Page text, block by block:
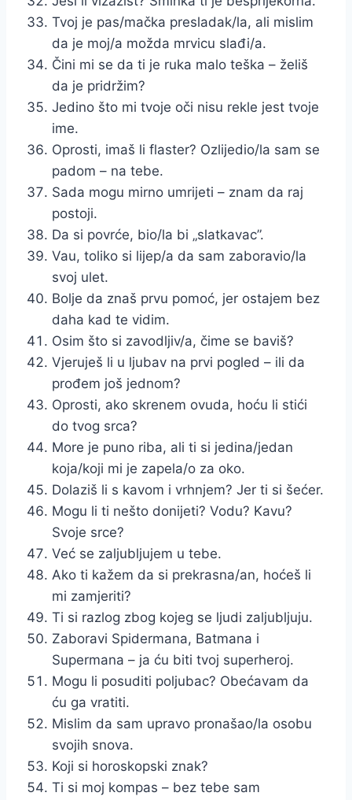
Tvoj je pas/mačka presladak/la, ali mislim
da je moj/a možda mrvicu slađi/a.
Čini mi se da ti je ruka malo teška – želiš
da je pridržim?
Jedino što mi tvoje oči nisu rekle jest tvoje
ime.
Oprosti, imaš li flaster? Ozlijedio/la sam se
padom – na tebe.
Sada mogu mirno umrijeti – znam da raj
postoji.
Da si povrće, bio/la bi „slatkavac”.
Vau, toliko si lijep/a da sam zaboravio/la
svoj ulet.
Bolje da znaš prvu pomoć, jer ostajem bez
daha kad te vidim.
Osim što si zavodljiv/a, čime se baviš?
Vjeruješ li u ljubav na prvi pogled – ili da
prođem još jednom?
Oprosti, ako skrenem ovuda, hoću li stići
do tvog srca?
More je puno riba, ali ti si jedina/jedan
koja/koji mi je zapela/o za oko.
Dolaziš li s kavom i vrhnjem? Jer ti si šećer.
Mogu li ti nešto donijeti? Vodu? Kavu?
Svoje srce?
Već se zaljubljujem u tebe.
Ako ti kažem da si prekrasna/an, hoćeš li
mi zamjeriti?
Ti si razlog zbog kojeg se ljudi zaljubljuju.
Zaboravi Spidermana, Batmana i
Supermana – ja ću biti tvoj superheroj.
Mogu li posuditi poljubac? Obećavam da
ću ga vratiti.
Mislim da sam upravo pronašao/la osobu
svojih snova.
Koji si horoskopski znak?
Ti si moj kompas – bez tebe sam